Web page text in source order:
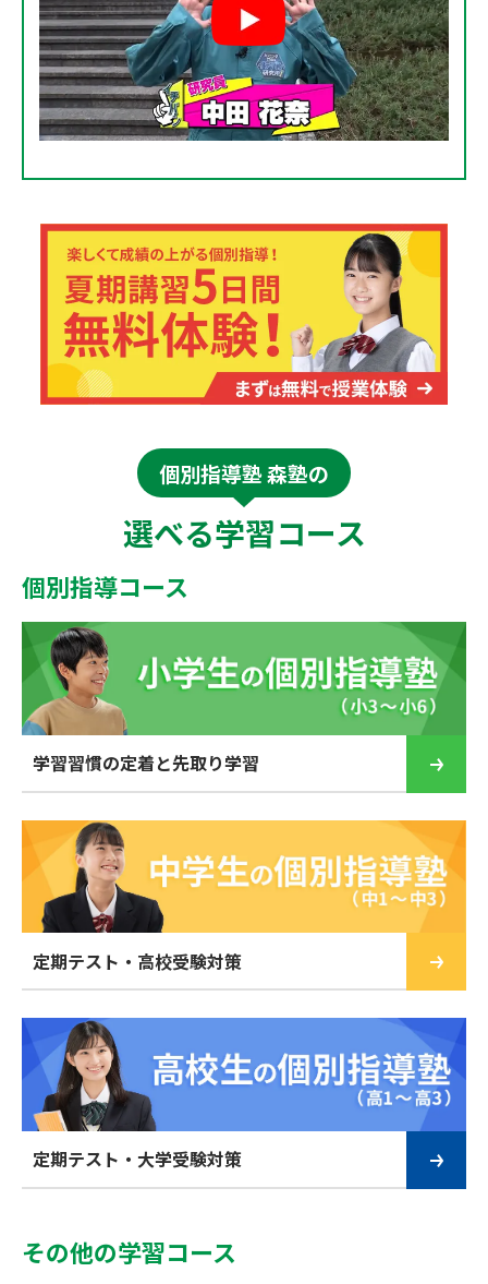
個別指導塾 森塾の
選べる学習コース
個別指導コース
学習習慣の定着と先取り学習
定期テスト・高校受験対策
定期テスト・大学受験対策
その他の学習コース